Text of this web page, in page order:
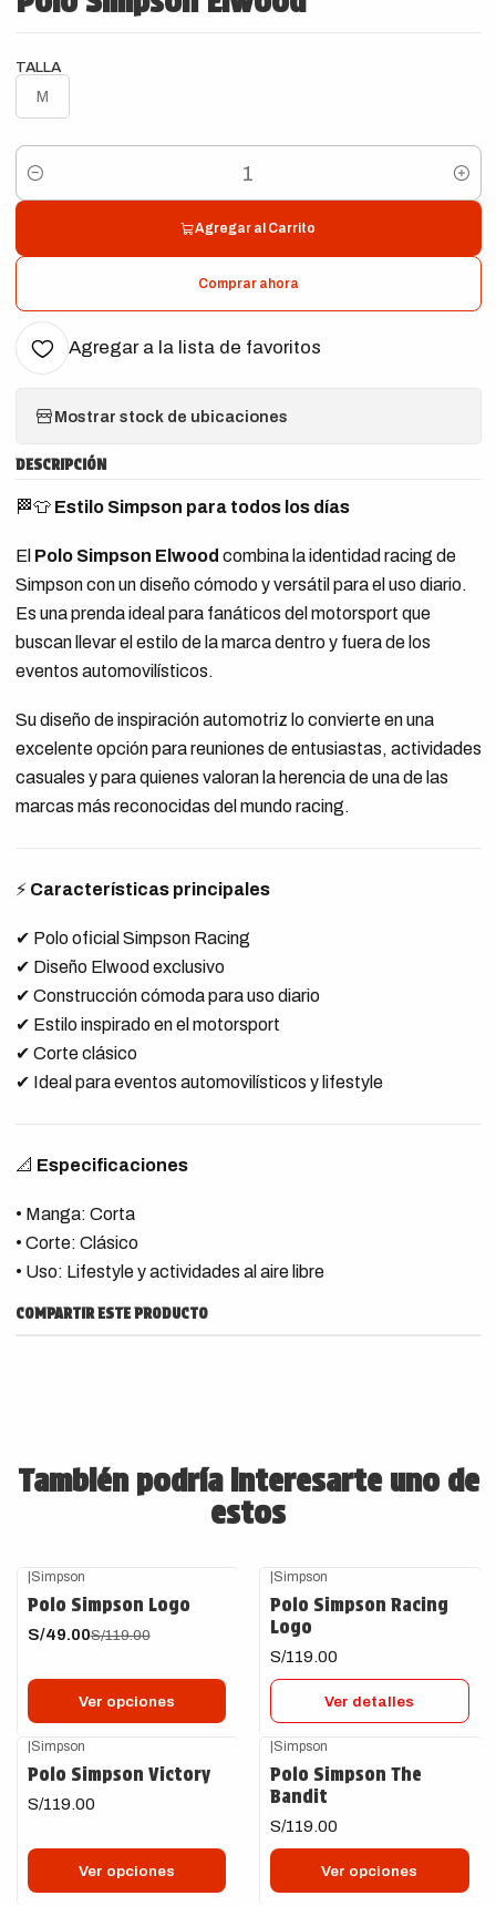
TALLA
M
Cantidad
Agregar al Carrito
Comprar ahora
Agregar a la lista de favoritos
Mostrar stock de ubicaciones
DESCRIPCIÓN
🏁👕 Estilo Simpson para todos los días
El Polo Simpson Elwood combina la identidad racing de
Simpson con un diseño cómodo y versátil para el uso diario.
Es una prenda ideal para fanáticos del motorsport que
buscan llevar el estilo de la marca dentro y fuera de los
eventos automovilísticos.
Su diseño de inspiración automotriz lo convierte en una
excelente opción para reuniones de entusiastas, actividades
casuales y para quienes valoran la herencia de una de las
marcas más reconocidas del mundo racing.
⚡ Características principales
✔ Polo oficial Simpson Racing
✔ Diseño Elwood exclusivo
✔ Construcción cómoda para uso diario
✔ Estilo inspirado en el motorsport
✔ Corte clásico
✔ Ideal para eventos automovilísticos y lifestyle
📐 Especificaciones
• Manga: Corta
• Corte: Clásico
• Uso: Lifestyle y actividades al aire libre
COMPARTIR ESTE PRODUCTO
También podría interesarte uno de
estos
|Simpson
Polo Simpson Logo
S/49.00S/119.00
Ver opciones
|Simpson
Polo Simpson Racing
Logo
S/119.00
Ver detalles
|Simpson
Polo Simpson Victory
S/119.00
Ver opciones
|Simpson
Polo Simpson The
Bandit
S/119.00
Ver opciones